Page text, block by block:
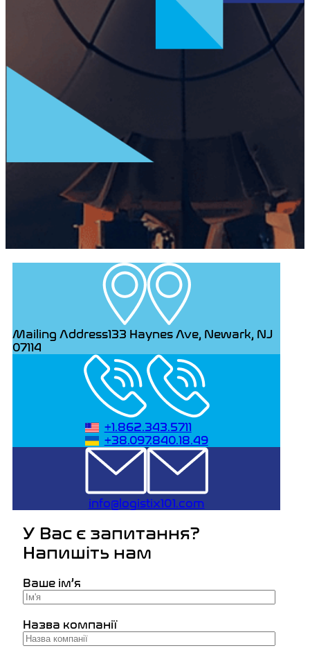
Mailing Address133 Haynes Ave, Newark, NJ
07114
+1.862.343.5711
+38.097.840.18.49
info@logistix101.com
У Вас є запитання?
Напишіть нам
Ваше ім’я
Назва компанії